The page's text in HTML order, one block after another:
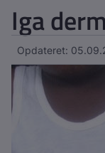
Iga
Opdateret: